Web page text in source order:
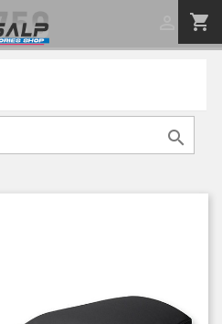
shopping_cart
